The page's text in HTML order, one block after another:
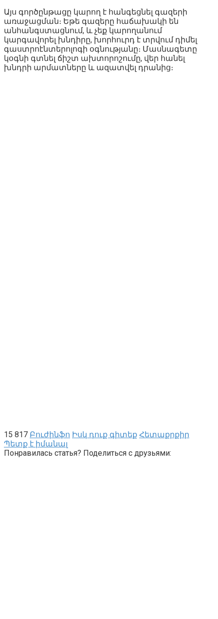
Այս գործընթացը կարող է հանգեցնել գազերի
առաջացման։ Եթե գազերը հաճախակի են
անհանգստացնում, և չեք կարողանում
կարգավորել խնդիրը, խորհուրդ է տրվում դիմել
գաստրոէնտերոլոգի օգնությանը։ Մասնագետը
կօգնի գտնել ճիշտ ախտորոշումը, վեր հանել
խնդրի արմատները և ազատվել դրանից։
15 817 Բուժինֆո Իսկ դուք գիտեք Հետաքրքիր
Պետք է իմանալ
Понравилась статья? Поделиться с друзьями: